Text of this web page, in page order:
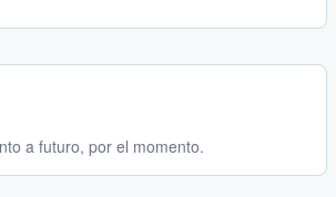
a futuro, por el momento.